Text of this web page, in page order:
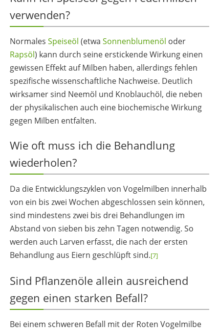
verwenden?
Normales Speiseöl (etwa Sonnenblumenöl oder
Rapsöl) kann durch seine erstickende Wirkung einen
gewissen Effekt auf Milben haben, allerdings fehlen
spezifische wissenschaftliche Nachweise. Deutlich
wirksamer sind Neemöl und Knoblauchöl, die neben
der physikalischen auch eine biochemische Wirkung
gegen Milben entfalten.
Wie oft muss ich die Behandlung
wiederholen?
Da die Entwicklungszyklen von Vogelmilben innerhalb
von ein bis zwei Wochen abgeschlossen sein können,
sind mindestens zwei bis drei Behandlungen im
Abstand von sieben bis zehn Tagen notwendig. So
werden auch Larven erfasst, die nach der ersten
Behandlung aus Eiern geschlüpft sind.[7]
Sind Pflanzenöle allein ausreichend
gegen einen starken Befall?
Bei einem schweren Befall mit der Roten Vogelmilbe